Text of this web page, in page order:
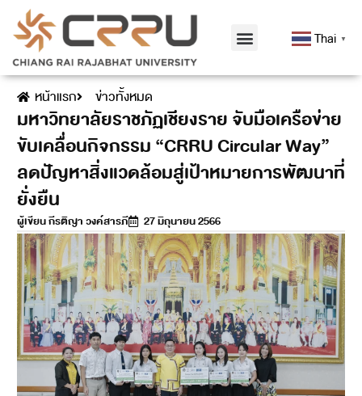
Thai ▼
หน้าแรก ข่าวทั้งหมด
มหาวิทยาลัยราชภัฏเชียงราย จับมือเครือข่าย
ขับเคลื่อนกิจกรรม “CRRU Circular Way”
ลดปัญหาสิ่งแวดล้อมสู่เป้าหมายการพัฒนาที่
ยั่งยืน
ผู้เขียนกีรติญา วงค์สารภี 27 มิถุนายน 2566